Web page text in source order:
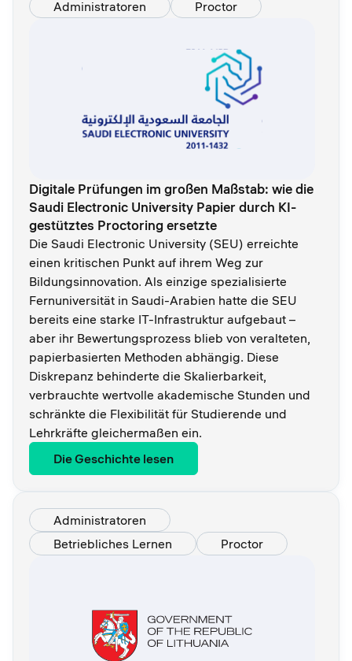
Administratoren Proctor
Digitale Prüfungen im großen Maßstab: wie die
Saudi Electronic University Papier durch KI-
gestütztes Proctoring ersetzte
Die Saudi Electronic University (SEU) erreichte
einen kritischen Punkt auf ihrem Weg zur
Bildungsinnovation. Als einzige spezialisierte
Fernuniversität in Saudi-Arabien hatte die SEU
bereits eine starke IT-Infrastruktur aufgebaut –
aber ihr Bewertungsprozess blieb von veralteten,
papierbasierten Methoden abhängig. Diese
Diskrepanz behinderte die Skalierbarkeit,
verbrauchte wertvolle akademische Stunden und
schränkte die Flexibilität für Studierende und
Lehrkräfte gleichermaßen ein.
Die Geschichte lesen
Administratoren
Betriebliches Lernen
Proctor